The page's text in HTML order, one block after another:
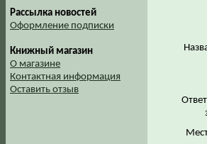
Рассылка новостей
Оформление подписки
Книжный магазин
О магазине
Контактная информация
Оставить отзыв